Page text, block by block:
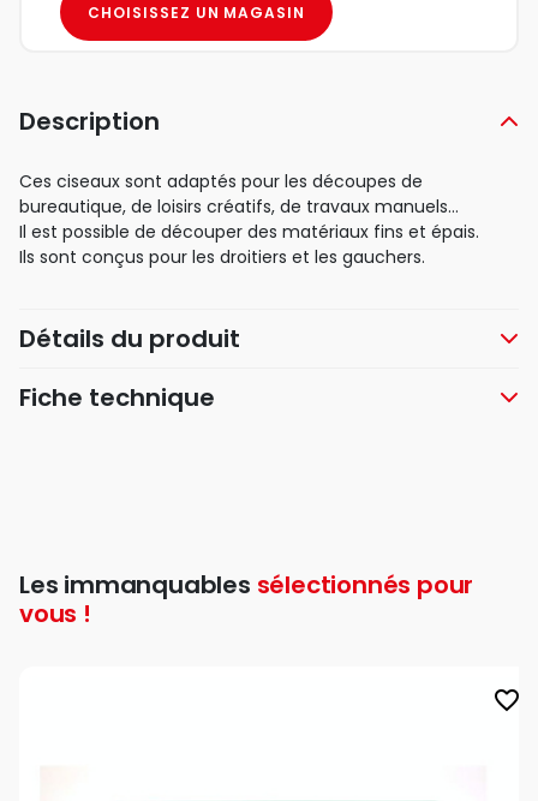
CHOISISSEZ UN MAGASIN
Description
Ces ciseaux sont adaptés pour les découpes de
bureautique, de loisirs créatifs, de travaux manuels…
Il est possible de découper des matériaux fins et épais.
Ils sont conçus pour les droitiers et les gauchers.
Détails du produit
Fiche technique
Les immanquables sélectionnés pour
vous !
favorite_border